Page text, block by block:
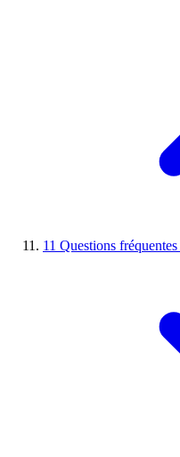
11 Questions fréquentes